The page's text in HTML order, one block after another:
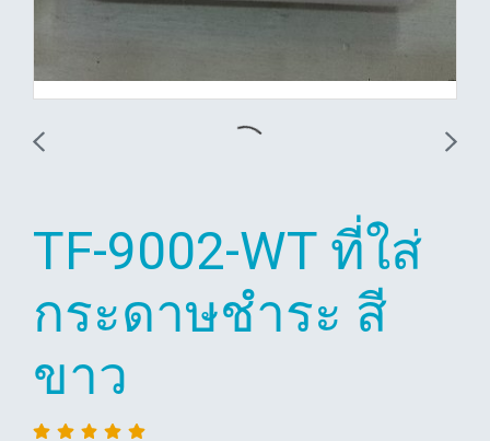
TF-9002-WT ที่ใส่
กระดาษชำระ สี
ขาว